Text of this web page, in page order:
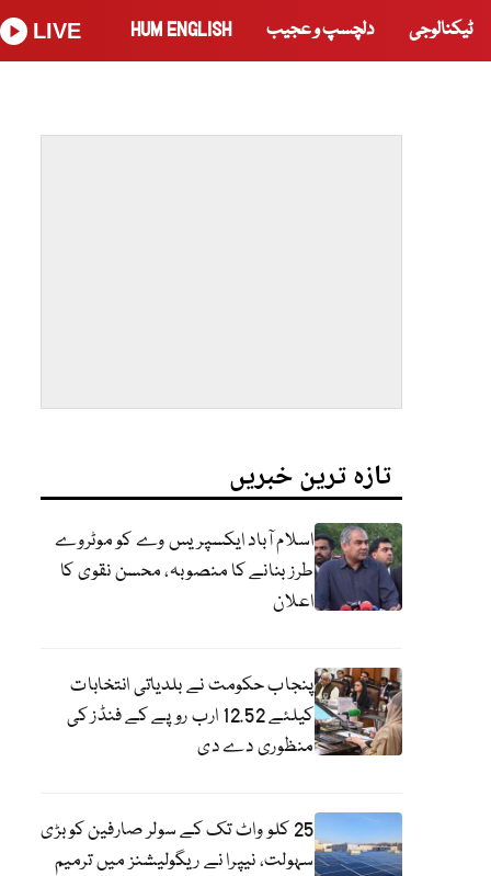
ٹیکنالوجی دلچسپ و عجیب HUM ENGLISH
LIVE
تازہ ترین خبریں
اسلام آباد ایکسپریس وے کو موٹروے
طرز بنانے کا منصوبہ، محسن نقوی کا
اعلان
پنجاب حکومت نے بلدیاتی انتخابات
کیلئے 12.52 ارب روپے کے فنڈز کی
منظوری دے دی
25 کلو واٹ تک کے سولر صارفین کو بڑی
سہولت، نیپرا نے ریگولیشنز میں ترمیم